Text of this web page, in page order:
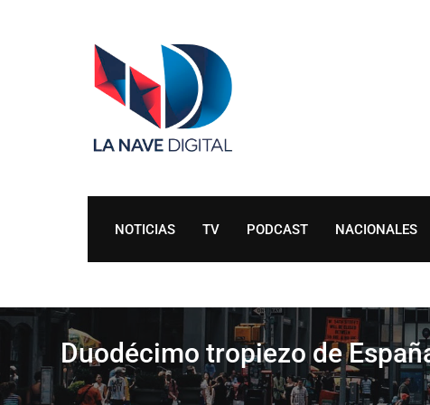
NOTICIAS TV PODCAST NACIONALES
Duodécimo tropiezo de